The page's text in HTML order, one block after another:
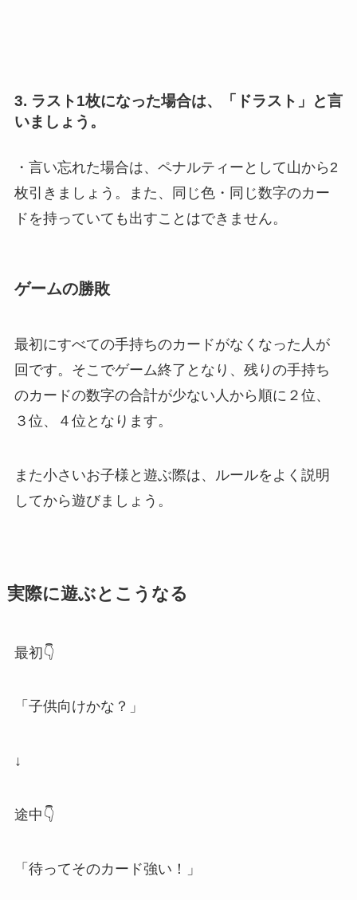
3. ラスト1枚になった場合は、「ドラスト」と言
いましょう。
・言い忘れた場合は、ペナルティーとして山から2
枚引きましょう。また、同じ色・同じ数字のカー
ドを持っていても出すことはできません。
ゲームの勝敗
最初にすべての手持ちのカードがなくなった人が
回です。そこでゲーム終了となり、残りの手持ち
のカードの数字の合計が少ない人から順に２位、
３位、４位となります。
また小さいお子様と遊ぶ際は、ルールをよく説明
してから遊びましょう。
実際に遊ぶとこうなる
最初👇
「子供向けかな？」
↓
途中👇
「待ってそのカード強い！」